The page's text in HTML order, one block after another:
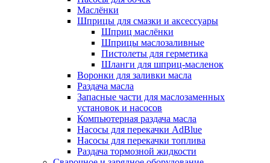
Маслёнки
Шприцы для смазки и аксессуары
Шприц маслёнки
Шприцы маслозаливные
Пистолеты для герметика
Шланги для шприц-масленок
Воронки для заливки масла
Раздача масла
Запасные части для маслозаменных
установок и насосов
Компьютерная раздача масла
Насосы для перекачки AdBlue
Насосы для перекачки топлива
Раздача тормозной жидкости